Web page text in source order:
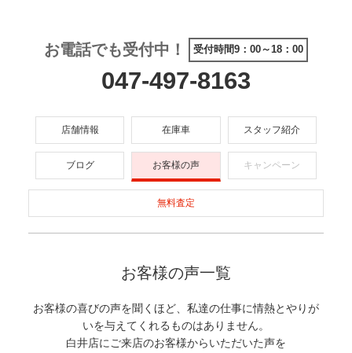
お電話でも受付中！ 受付時間9：00～18：00
047-497-8163
店舗情報 在庫車 スタッフ紹介
ブログ お客様の声 キャンペーン
無料査定
お客様の声一覧
お客様の喜びの声を聞くほど、私達の仕事に情熱とやりが
いを与えてくれるものはありません。
白井店にご来店のお客様からいただいた声を